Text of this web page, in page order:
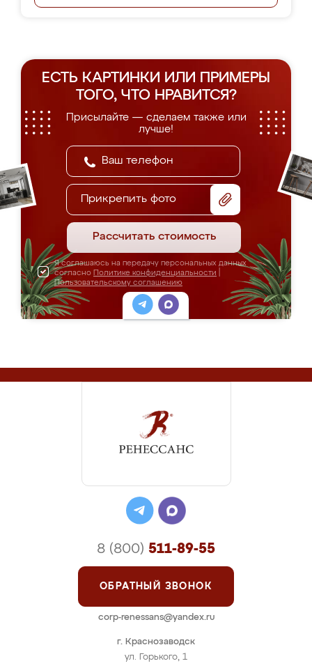
ЕСТЬ КАРТИНКИ ИЛИ ПРИМЕРЫ
ТОГО, ЧТО НРАВИТСЯ?
Присылайте — сделаем также или
лучше!
Прикрепить фото
Рассчитать стоимость
Я соглашаюсь на передачу персональных данных
согласно Политике конфиденциальности
Пользовательскому соглашению
г. Краснозаводск
ул. Горького, 1
8 (800) 511-89-55
ОБРАТНЫЙ ЗВОНОК
corp-renessans@yandex.ru